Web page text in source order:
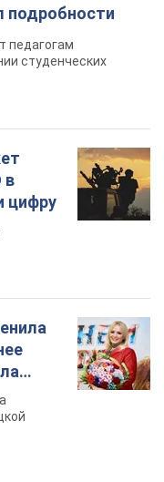
подробности
педагогам
студенческих
в
цифру